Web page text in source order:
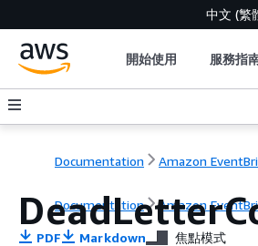
中文 (繁
開始使用 服務指
Documentation Amazon
Documentation Amazon
PDF Markdown 焦點模式